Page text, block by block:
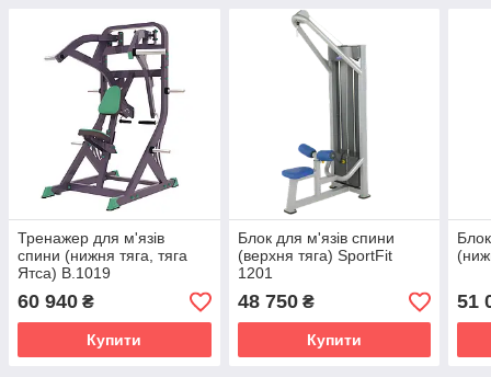
Тренажер для м'язів
спини (нижня тяга, тяга
Ятса) B.1019
60 940 ₴
Купити
Блок для м'язів спини
(верхня тяга) SportFit
1201
48 750₴
Купити
51